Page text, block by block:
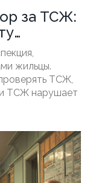
за ТСЖ:
имеют
жильцы.
ТСЖ,
ТСЖ нарушает